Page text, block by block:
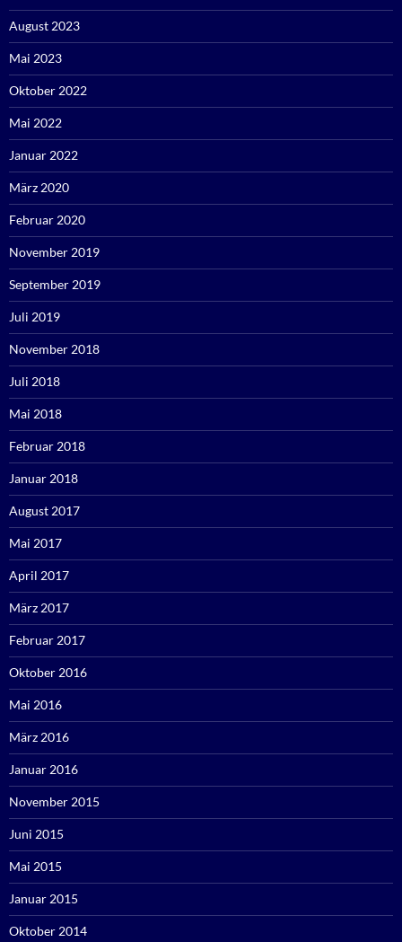
August 2023
Mai 2023
Oktober 2022
Mai 2022
Januar 2022
März 2020
Februar 2020
November 2019
September 2019
Juli 2019
November 2018
Juli 2018
Mai 2018
Februar 2018
Januar 2018
August 2017
Mai 2017
April 2017
März 2017
Februar 2017
Oktober 2016
Mai 2016
März 2016
Januar 2016
November 2015
Juni 2015
Mai 2015
Januar 2015
Oktober 2014